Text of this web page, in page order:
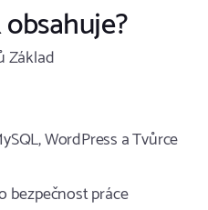
Základ
WordPress a Tvůrce
bezpečnost práce